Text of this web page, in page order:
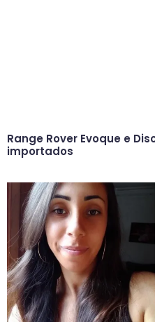
Range Rover Evoque e
importados